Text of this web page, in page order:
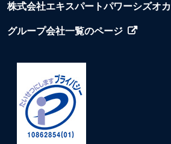
株式会社エキスパートパワーシズオカ
グループ会社一覧のページ